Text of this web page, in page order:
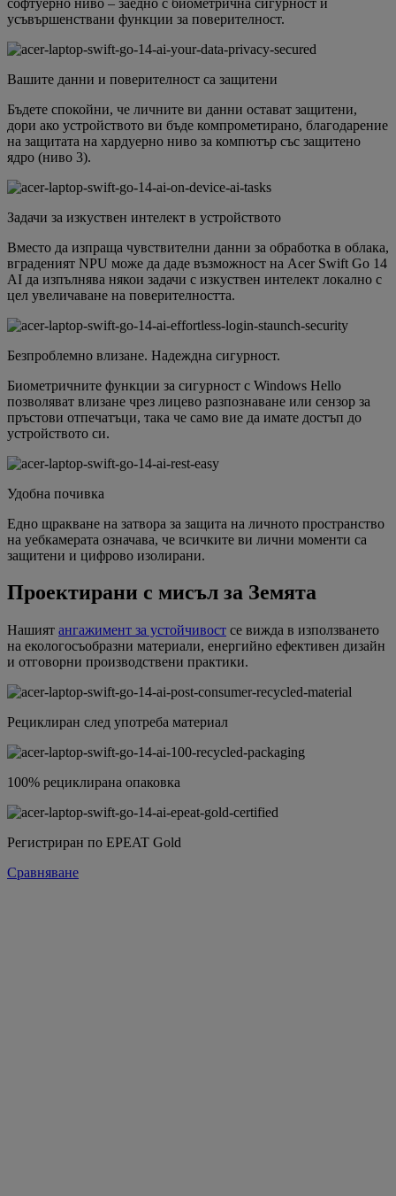
усъвършенствани функции за поверителност.
Вашите данни и поверителност са защитени
Бъдете спокойни, че личните ви данни остават защитени,
дори ако устройството ви бъде компрометирано, благодарение
на защитата на хардуерно ниво за компютър със защитено
ядро (ниво 3).
Задачи за изкуствен интелект в устройството
Вместо да изпраща чувствителни данни за обработка в облака,
вграденият NPU може да даде възможност на Acer Swift Go 14
AI да изпълнява някои задачи с изкуствен интелект локално с
цел увеличаване на поверителността.
Безпроблемно влизане. Надеждна сигурност.
Биометричните функции за сигурност с Windows Hello
позволяват влизане чрез лицево разпознаване или сензор за
пръстови отпечатъци, така че само вие да имате достъп до
устройството си.
Удобна почивка
Едно щракване на затвора за защита на личното пространство
на уебкамерата означава, че всичките ви лични моменти са
защитени и цифрово изолирани.
Проектирани с мисъл за Земята
Нашият ангажимент за устойчивост се вижда в използването
на екологосъобразни материали, енергийно ефективен дизайн
и отговорни производствени практики.
Рециклиран след употреба материал
100% рециклирана опаковка
Регистриран по EPEAT Gold
Сравняване